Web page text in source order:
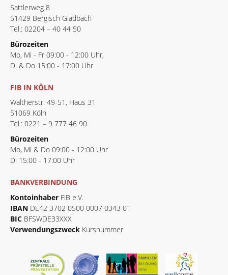
Sattlerweg 8
51429 Bergisch Gladbach
Tel.: 02204 – 40 44 50
Bürozeiten
Mo, Mi - Fr 09:00 - 12:00 Uhr,
Di & Do 15:00 - 17:00 Uhr
FIB IN KÖLN
Waltherstr. 49-51, Haus 31
51069 Köln
Tel.: 0221 – 9 777 46 90
Bürozeiten
Mo, Mi & Do 09:00 - 12:00 Uhr
Di 15:00 - 17:00 Uhr
BANKVERBINDUNG
Kontoinhaber FiB e.V.
IBAN DE42 3702 0500 0007 0343 01
BIC BFSWDE33XXX
Verwendungszweck Kursnummer